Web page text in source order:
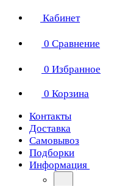
Кабинет
0 Сравнение
0 Избранное
0 Корзина
Контакты
Доставка
Самовывоз
Подборки
Информация